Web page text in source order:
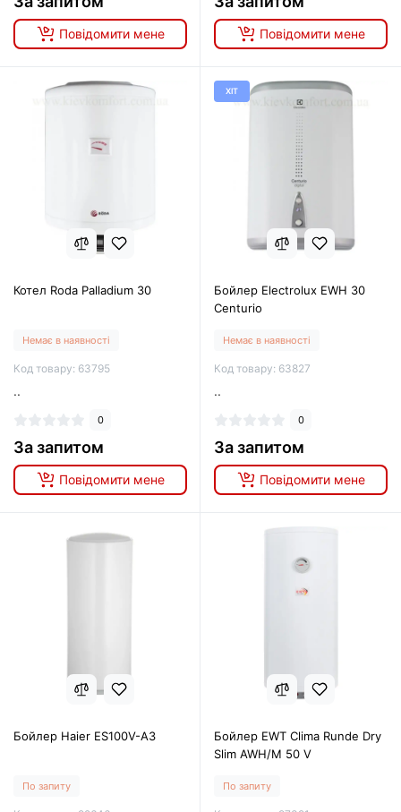
Повідомити мене Повідомити мене
Котел Roda Palladium 30
Немає в наявності
Код товару: 63795
..
0
За запитом
Повідомити мене
ХІТ
Бойлер Electrolux EWH 30
Centurio
Немає в наявності
Код товару: 63827
..
0
За запитом
Повідомити мене
Бойлер Haier ES100V-A3
По запиту
Бойлер EWT Clima Runde Dry
Slim AWH/M 50 V
По запиту